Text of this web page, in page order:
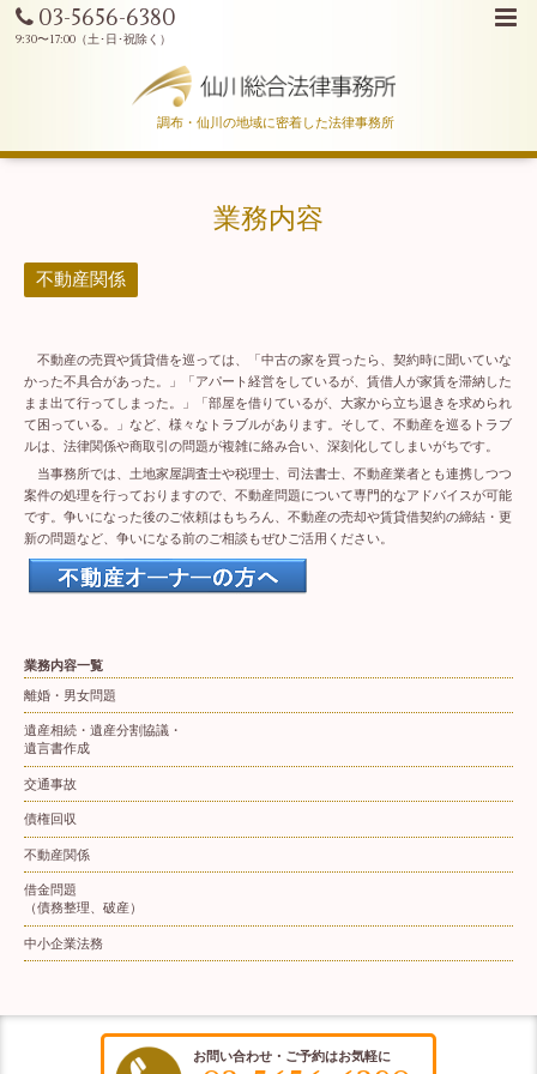
03-5656-6380
調布・仙川の地域に密着した法律事務所
業務内容
不動産関係
不動産の売買や賃貸借を巡っては、「中古の家を買ったら、契約時に聞いていな
かった不具合があった。」「アパート経営をしているが、賃借人が家賃を滞納した
まま出て行ってしまった。」「部屋を借りているが、大家から立ち退きを求められ
て困っている。」など、様々なトラブルがあります。そして、不動産を巡るトラブ
ルは、法律関係や商取引の問題が複雑に絡み合い、深刻化してしまいがちです。
当事務所では、土地家屋調査士や税理士、司法書士、不動産業者とも連携しつつ
案件の処理を行っておりますので、不動産問題について専門的なアドバイスが可能
です。争いになった後のご依頼はもちろん、不動産の売却や賃貸借契約の締結・更
新の問題など、争いになる前のご相談もぜひご活用ください。
業務内容一覧
離婚・男女問題
遺産相続・遺産分割協議・
遺言書作成
交通事故
債権回収
不動産関係
借金問題
（債務整理、破産）
中小企業法務
お問い合わせ・ご予約はお気軽に